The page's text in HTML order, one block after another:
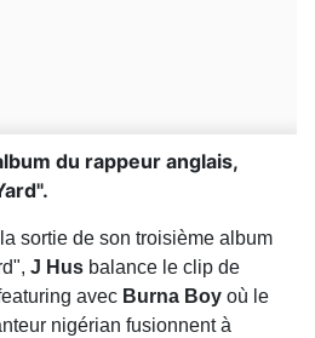
du rappeur anglais,
sortie de son troisième album
J Hus balance le clip de
avec Burna Boy où le
nigérian fusionnent à